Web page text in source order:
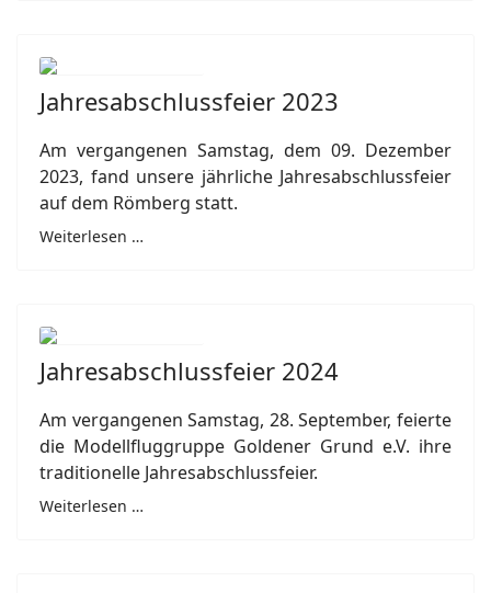
Jahresabschlussfeier 2023
Am vergangenen Samstag, dem 09. Dezember
2023, fand unsere jährliche Jahresabschlussfeier
auf dem Römberg statt.
Weiterlesen …
Jahresabschlussfeier 2024
Am vergangenen Samstag, 28. September, feierte
die Modellfluggruppe Goldener Grund e.V. ihre
traditionelle Jahresabschlussfeier.
Weiterlesen …